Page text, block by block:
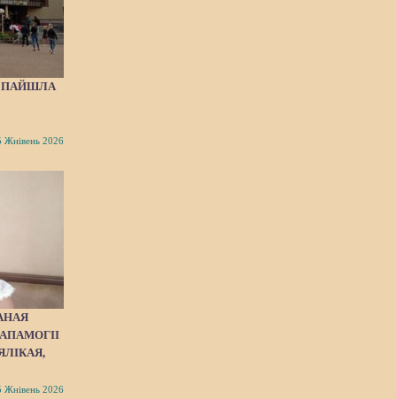
ПАЙШЛA
Жнівень 2026
Жнівень 2026